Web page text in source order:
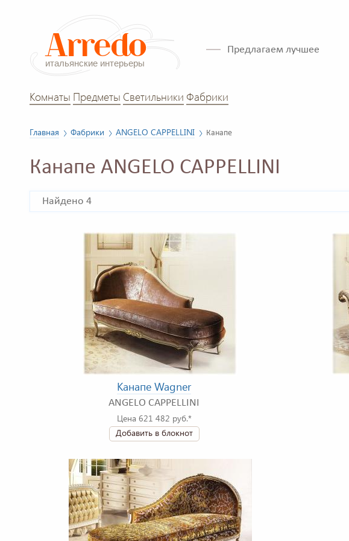
Предлагаем лучшее
Комнаты Предметы Светильники Фабрики
Главная Фабрики ANGELO CAPPELLINI Канапе
Канапе ANGELO CAPPELLINI
Найдено 4
Канапе Wagner
ANGELO CAPPELLINI
Цена 621 482 руб.*
Добавить в блокнот